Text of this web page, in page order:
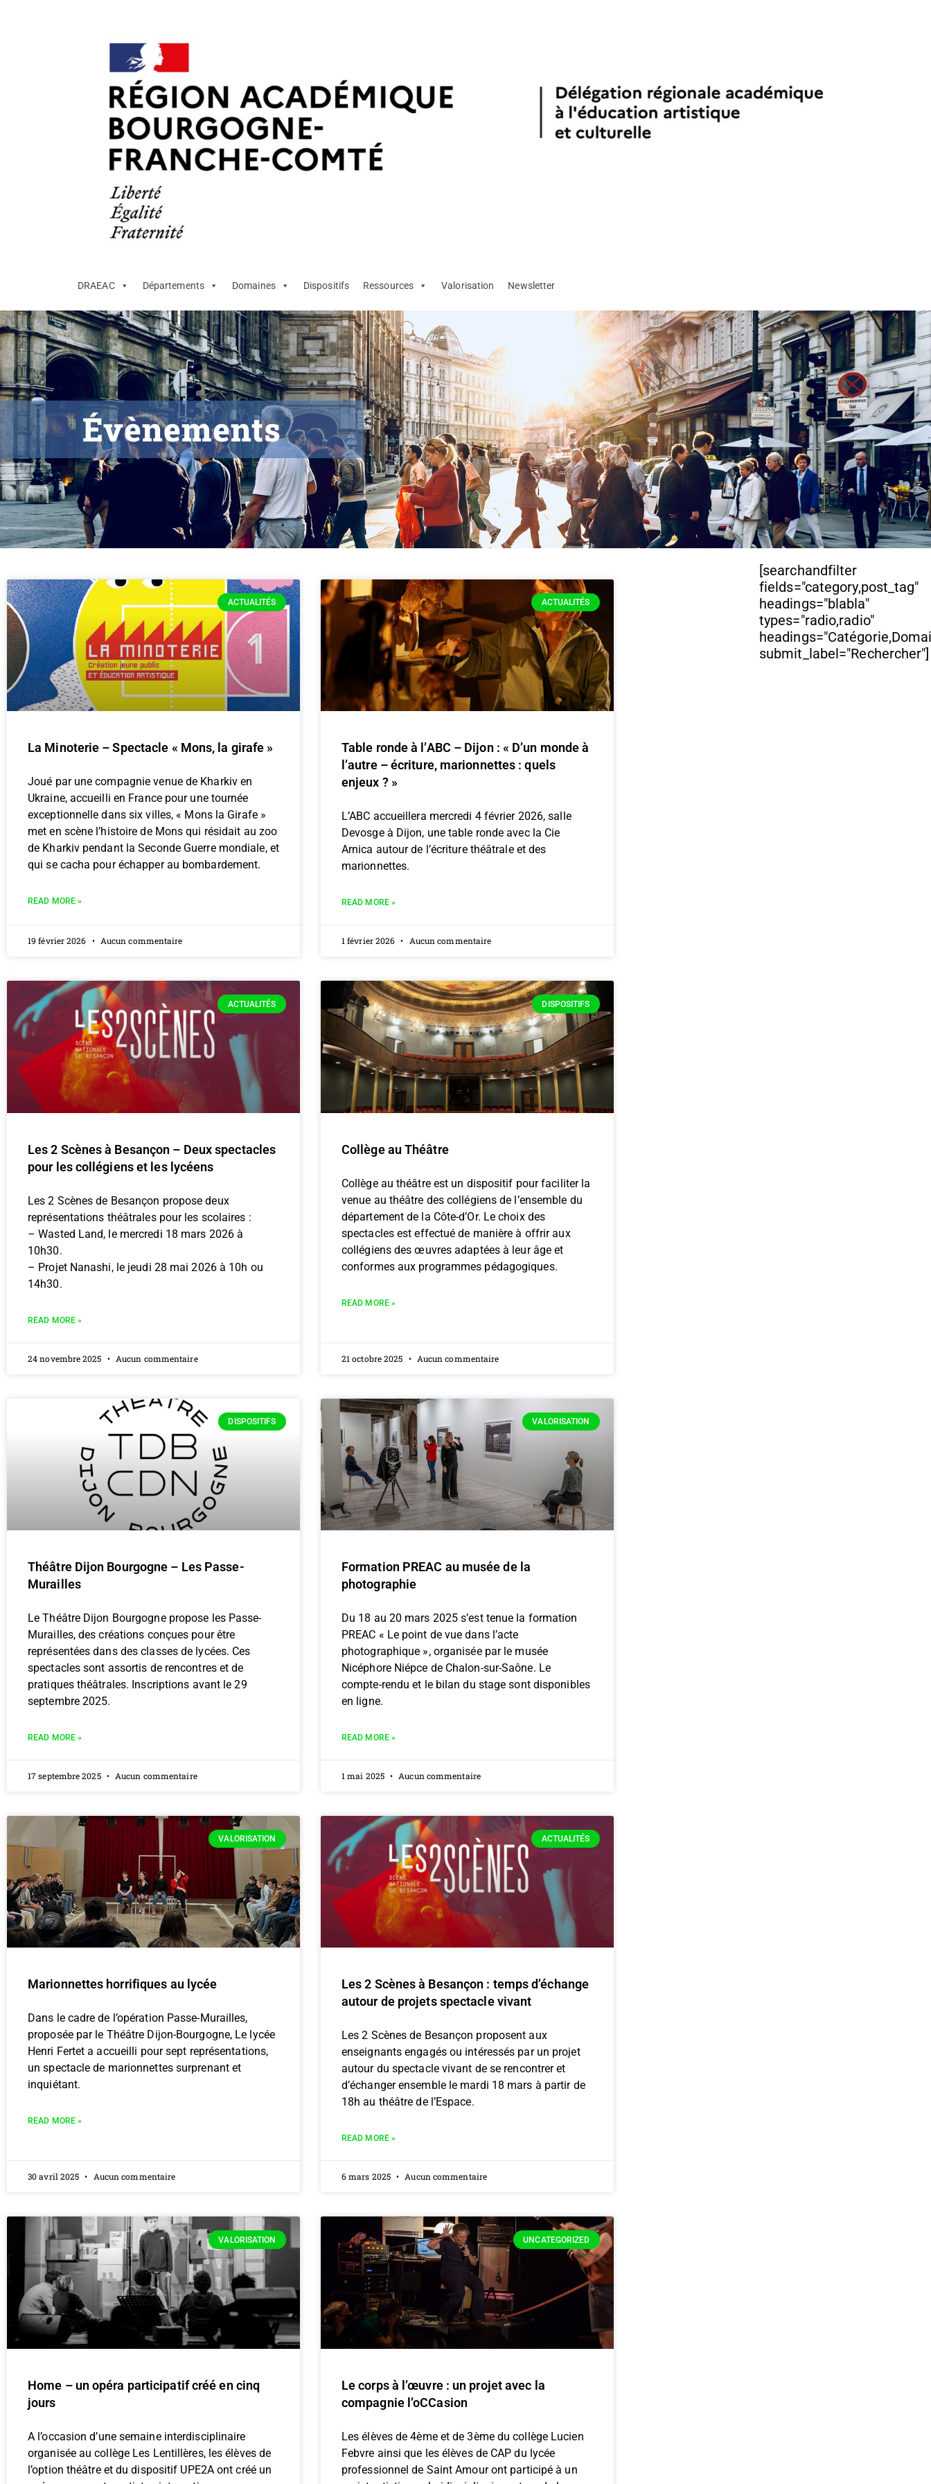
DRAEAC Départements Domaines Dispositifs Ressources Valorisation Newsletter
Évènements
ACTUALITÉS
La Minoterie – Spectacle « Mons, la girafe »
Joué par une compagnie venue de Kharkiv en
Ukraine, accueilli en France pour une tournée
exceptionnelle dans six villes, « Mons la Girafe »
met en scène l’histoire de Mons qui résidait au zoo
de Kharkiv pendant la Seconde Guerre mondiale, et
qui se cacha pour échapper au bombardement.
READ MORE »
19 février 2026 Aucun commentaire
ACTUALITÉS
Table ronde à l’ABC – Dijon : « D’un monde à
l’autre – écriture, marionnettes : quels
enjeux ? »
L’ABC accueillera mercredi 4 février 2026, salle
Devosge à Dijon, une table ronde avec la Cie
Arnica autour de l’écriture théâtrale et des
marionnettes.
READ MORE »
1 février 2026 Aucun commentaire
ACTUALITÉS
Les 2 Scènes à Besançon – Deux spectacles
pour les collégiens et les lycéens
Les 2 Scènes de Besançon propose deux
représentations théâtrales pour les scolaires :
– Wasted Land, le mercredi 18 mars 2026 à
10h30.
– Projet Nanashi, le jeudi 28 mai 2026 à 10h ou
14h30.
READ MORE »
24 novembre 2025 Aucun commentaire
DISPOSITIFS
Collège au Théâtre
Collège au théâtre est un dispositif pour faciliter la
venue au théâtre des collégiens de l’ensemble du
département de la Côte-d’Or. Le choix des
spectacles est effectué de manière à offrir aux
collégiens des œuvres adaptées à leur âge et
conformes aux programmes pédagogiques.
READ MORE »
21 octobre 2025 Aucun commentaire
DISPOSITIFS
Théâtre Dijon Bourgogne – Les Passe-
Murailles
Le Théâtre Dijon Bourgogne propose les Passe-
Murailles, des créations conçues pour être
représentées dans des classes de lycées. Ces
spectacles sont assortis de rencontres et de
pratiques théâtrales. Inscriptions avant le 29
septembre 2025.
READ MORE »
17 septembre 2025 Aucun commentaire
VALORISATION
Formation PREAC au musée de la
photographie
Du 18 au 20 mars 2025 s’est tenue la formation
PREAC « Le point de vue dans l’acte
photographique », organisée par le musée
Nicéphore Niépce de Chalon-sur-Saône. Le
compte-rendu et le bilan du stage sont disponibles
en ligne.
READ MORE »
1 mai 2025 Aucun commentaire
VALORISATION
Marionnettes horrifiques au lycée
Dans le cadre de l’opération Passe-Murailles,
proposée par le Théâtre Dijon-Bourgogne, Le lycée
Henri Fertet a accueilli pour sept représentations,
un spectacle de marionnettes surprenant et
inquiétant.
READ MORE »
30 avril 2025 Aucun commentaire
ACTUALITÉS
Les 2 Scènes à Besançon : temps d’échange
autour de projets spectacle vivant
Les 2 Scènes de Besançon proposent aux
enseignants engagés ou intéressés par un projet
autour du spectacle vivant de se rencontrer et
d’échanger ensemble le mardi 18 mars à partir de
18h au théâtre de l’Espace.
READ MORE »
6 mars 2025 Aucun commentaire
VALORISATION
Home – un opéra participatif créé en cinq
jours
A l’occasion d’une semaine interdisciplinaire
organisée au collège Les Lentillères, les élèves de
l’option théâtre et du dispositif UPE2A ont créé un
UNCATEGORIZED
Le corps à l’œuvre : un projet avec la
compagnie l’oCCasion
Les élèves de 4ème et de 3ème du collège Lucien
Febvre ainsi que les élèves de CAP du lycée
professionnel de Saint Amour ont participé à un
[searchandfilter
fields="category,post_tag"
headings="blabla"
types="radio,radio"
submit_label="Rechercher"]